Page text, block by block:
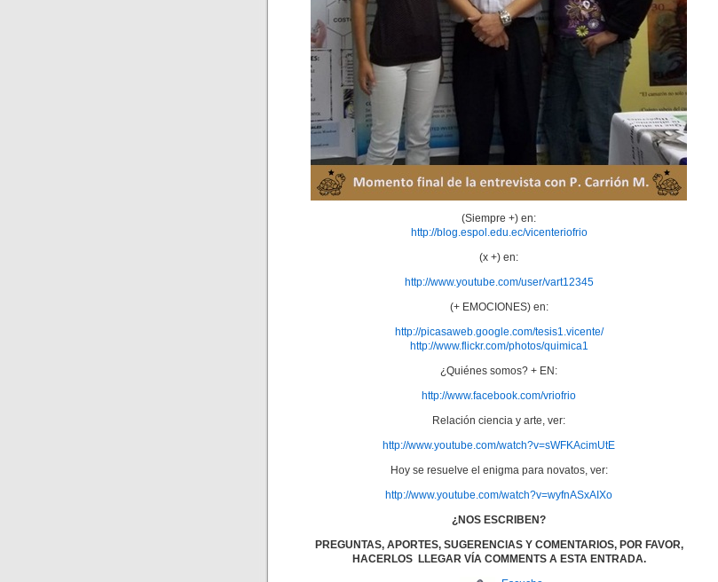
(Siempre +) en:
http://blog.espol.edu.ec/vicenteriofrio
(x +) en:
http://www.youtube.com/user/vart12345
(+ EMOCIONES) en:
http://picasaweb.google.com/tesis1.vicente/
http://www.flickr.com/photos/quimica1
¿Quiénes somos? + EN:
http://www.facebook.com/vriofrio
Relación ciencia y arte, ver:
http://www.youtube.com/watch?v=sWFKAcimUtE
Hoy se resuelve el enigma para novatos, ver:
http://www.youtube.com/watch?v=wyfnASxAIXo
¿NOS ESCRIBEN?
PREGUNTAS, APORTES, SUGERENCIAS Y COMENTARIOS, POR FAVOR,
HACERLOS LLEGAR VÍA COMMENTS A ESTA ENTRADA.